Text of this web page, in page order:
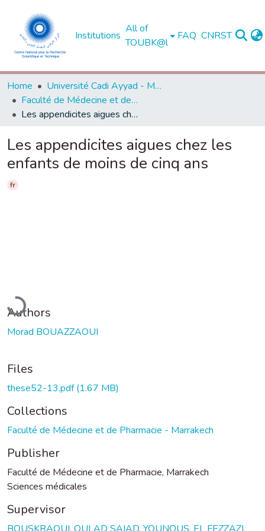
Institutions
All of
TOUBK@l
FAQ CNRST
Home
Université Cadi Ayyad - Marrakech
Faculté de Médecine et de Pharmacie - Marrakech
Les appendicites aigues chez les enfants de moins de cinq ans
Les appendicites aigues chez les
enfants de moins de cinq ans
fr
Loading...
Authors
Morad BOUAZZAOUI
Files
these52-13.pdf(1.67 MB)
Collections
Faculté de Médecine et de Pharmacie - Marrakech
Publisher
Faculté de Médecine et de Pharmacie, Marrakech
Sciences médicales
Supervisor